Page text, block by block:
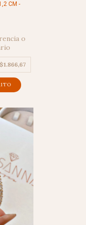
CM -
o
$1.866,67